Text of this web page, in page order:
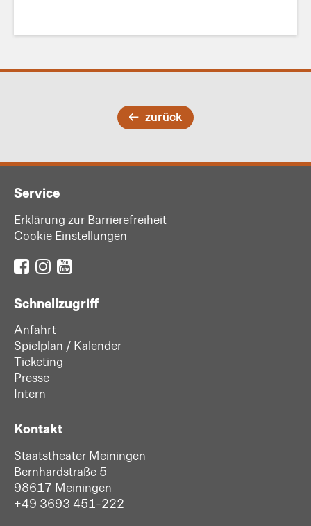
zurück
Service
Erklärung zur Barrierefreiheit
Cookie Einstellungen
Schnellzugriff
Anfahrt
Spielplan / Kalender
Ticketing
Presse
Intern
Kontakt
Staatstheater Meiningen
Bernhardstraße 5
98617 Meiningen
+49 3693 451-222